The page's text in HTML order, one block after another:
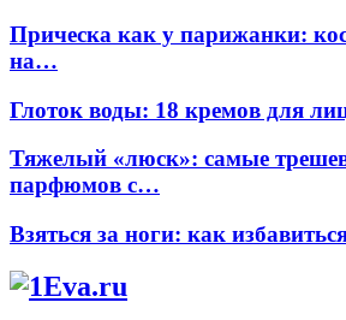
Прическа как у парижанки:
на…
Глоток воды: 18 кремов для
Тяжелый «люск»: самые
парфюмов с…
Взяться за ноги: как